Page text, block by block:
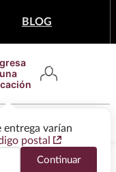
BLOG
una
entrega varían
postal
Continuar
ml $ 400